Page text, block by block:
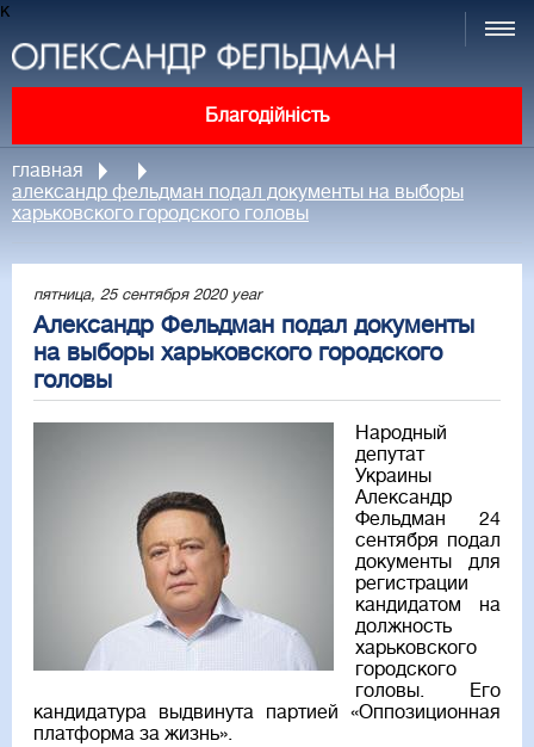
к
Благодійність
главная
александр фельдман подал документы на выборы
харьковского городского головы
пятница, 25 сентября 2020 year
Александр Фельдман подал документы
на выборы харьковского городского
головы
Народный
депутат
Украины
Александр
Фельдман 24
сентября подал
документы для
регистрации
кандидатом на
должность
харьковского
городского
головы. Его
кандидатура выдвинута партией «Оппозиционная
платформа за жизнь».